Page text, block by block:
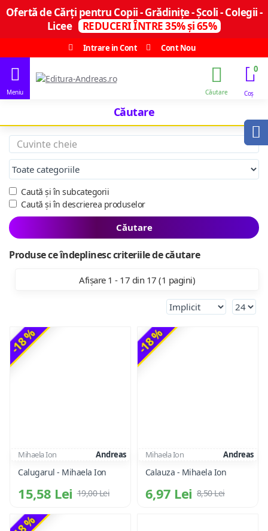
Ofertă de Cărți pentru Copii - Grădinițe - Școli - Colegii -
Licee
REDUCERI ÎNTRE 35% și 65%
Intrare in Cont
Cont Nou
0
Căutare
Caută și în subcategorii
Caută și în descrierea produselor
Căutare
Produse ce îndeplinesc criteriile de căutare
Afișare 1 - 17 din 17 (1 pagini)
-18 %
Mihaela Ion Andreas
Calugarul - Mihaela Ion
15,58 Lei 19,00 Lei
-18 %
Mihaela Ion Andreas
Calauza - Mihaela Ion
6,97 Lei 8,50 Lei